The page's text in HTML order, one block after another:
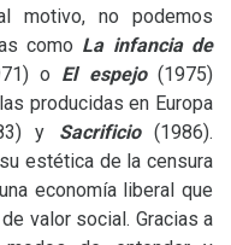
motivo, no podemos
como La infancia de
o El espejo (1975)
producidas en Europa
y Sacrificio(1986).
estética de la censura
economía liberal que
valor social. Gracias a